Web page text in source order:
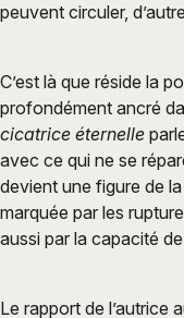
peuvent circuler,
C’est là que réside la
profondément ancré
cicatrice éternelle
avec ce qui ne se
devient une figure de
marquée par les
aussi par la capacité
Le rapport de l’autrice